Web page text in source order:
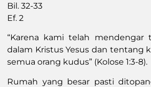
Bil. 32-33
Ef. 2
“Karena kami telah mendengar
dalam Kristus Yesus dan tentang
semua orang kudus” (Kolose 1:3-8).
Rumah yang besar pasti